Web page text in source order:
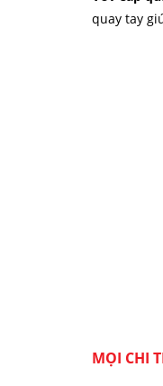
quay tay
MỌI CHI